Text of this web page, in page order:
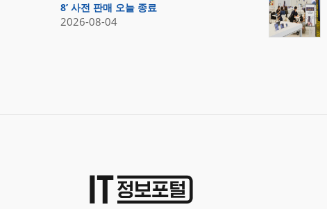
8’ 사전 판매 오늘 종료
2026-08-04